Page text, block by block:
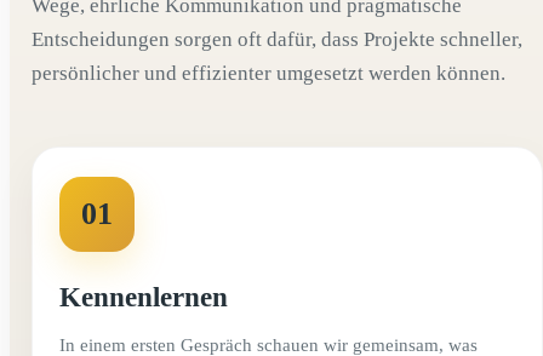
Wege, ehrliche Kommunikation und pragmatische
Entscheidungen sorgen oft dafür, dass Projekte schneller,
persönlicher und effizienter umgesetzt werden können.
01
Kennenlernen
In einem ersten Gespräch schauen wir gemeinsam, was